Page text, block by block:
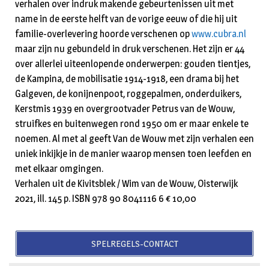
verhalen over indruk makende gebeurtenissen uit met
name in de eerste helft van de vorige eeuw of die hij uit
familie-overlevering hoorde verschenen opwww.cubra.nl
maar zijn nu gebundeld in druk verschenen. Het zijn er 44
over allerlei uiteenlopende onderwerpen: gouden tientjes,
de Kampina, de mobilisatie 1914-1918, een drama bij het
Galgeven, de konijnenpoot, roggepalmen, onderduikers,
Kerstmis 1939 en overgrootvader Petrus van de Wouw,
struifkes en buitenwegen rond 1950 om er maar enkele te
noemen. Al met al geeft Van de Wouw met zijn verhalen een
uniek inkijkje in de manier waarop mensen toen leefden en
met elkaar omgingen.
Verhalen uit de Kivitsblek / Wim van de Wouw, Oisterwijk
2021, ill. 145 p. ISBN 978 90 8041116 6 € 10,00
SPELREGELS-CONTACT